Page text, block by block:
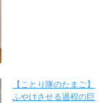
【ことり隊のたまご】
ふやけさせる過程の巨